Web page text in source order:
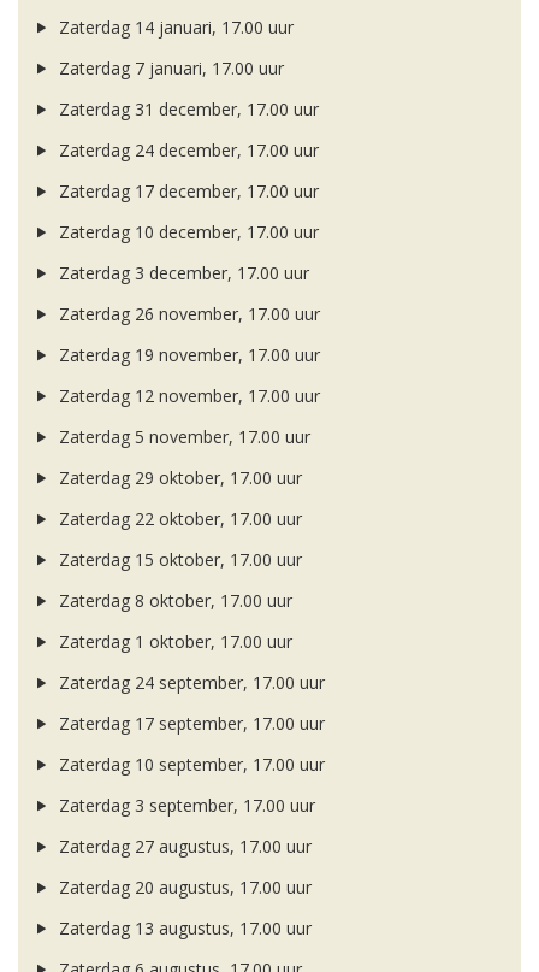
Zaterdag 14 januari, 17.00 uur
Zaterdag 7 januari, 17.00 uur
Zaterdag 31 december, 17.00 uur
Zaterdag 24 december, 17.00 uur
Zaterdag 17 december, 17.00 uur
Zaterdag 10 december, 17.00 uur
Zaterdag 3 december, 17.00 uur
Zaterdag 26 november, 17.00 uur
Zaterdag 19 november, 17.00 uur
Zaterdag 12 november, 17.00 uur
Zaterdag 5 november, 17.00 uur
Zaterdag 29 oktober, 17.00 uur
Zaterdag 22 oktober, 17.00 uur
Zaterdag 15 oktober, 17.00 uur
Zaterdag 8 oktober, 17.00 uur
Zaterdag 1 oktober, 17.00 uur
Zaterdag 24 september, 17.00 uur
Zaterdag 17 september, 17.00 uur
Zaterdag 10 september, 17.00 uur
Zaterdag 3 september, 17.00 uur
Zaterdag 27 augustus, 17.00 uur
Zaterdag 20 augustus, 17.00 uur
Zaterdag 13 augustus, 17.00 uur